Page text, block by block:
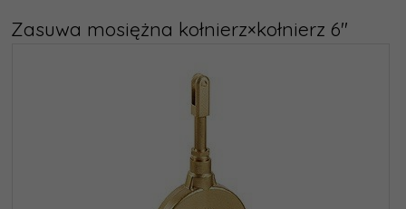
Zasuwa mosiężna kołnierz×kołnierz 6"